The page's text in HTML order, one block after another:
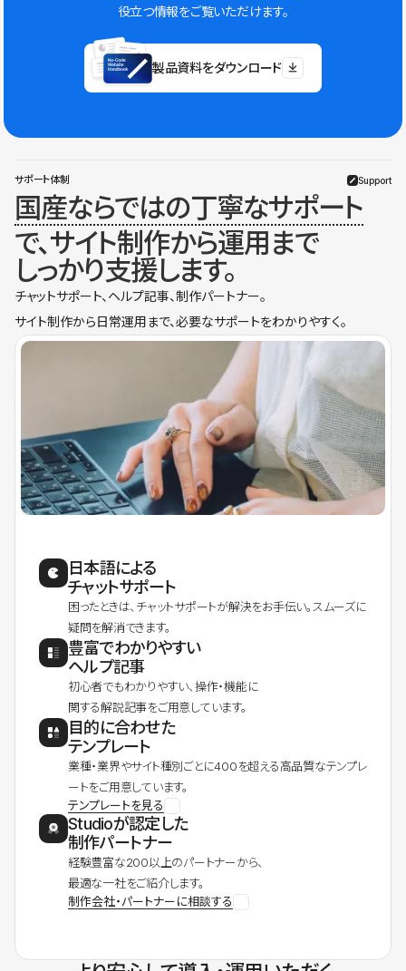
役立つ情報をご覧いただけます。
製品資料をダウンロード
サポート体制 Support
国産ならではの丁寧なサポート
で、サイト制作から運用まで
しっかり支援します。
チャットサポート、ヘルプ記事、制作パートナー。
サイト制作から日常運用まで、必要なサポートをわかりやすく。
日本語による
チャットサポート
困ったときは、チャットサポートが解決をお手伝い。スムーズに
疑問を解消できます。
豊富でわかりやすい
ヘルプ記事
初心者でもわかりやすい、操作・機能に
関する解説記事をご用意しています。
目的に合わせた
テンプレート
業種・業界やサイト種別ごとに400を超える高品質なテンプレ
ートをご用意しています。
テンプレートを見る
Studioが認定した
制作パートナー
経験豊富な200以上のパートナーから、
最適な一社をご紹介します。
制作会社・パートナーに相談する